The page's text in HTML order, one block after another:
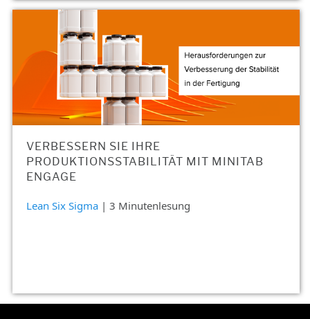
VERBESSERN SIE IHRE
PRODUKTIONSSTABILITÄT MIT MINITAB
ENGAGE
Lean Six Sigma | 3 Minutenlesung